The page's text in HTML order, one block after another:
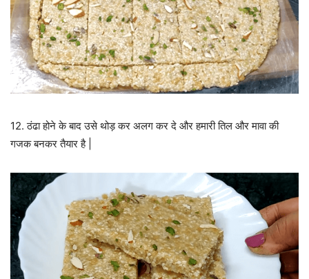
12. ठंढा होने के बाद उसे थोड़ कर अलग कर दे और हमारी तिल और मावा की
गजक बनकर तैयार है |